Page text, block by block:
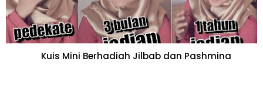
Kuis Mini Berhadiah Jilbab dan Pashmina